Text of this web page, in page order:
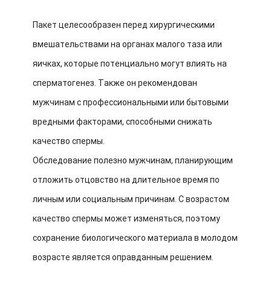
Пакет целесообразен перед хирургическими
вмешательствами на органах малого таза или
яичках, которые потенциально могут влиять на
сперматогенез. Также он рекомендован
мужчинам с профессиональными или бытовыми
вредными факторами, способными снижать
качество спермы.
Обследование полезно мужчинам, планирующим
отложить отцовство на длительное время по
личным или социальным причинам. С возрастом
качество спермы может изменяться, поэтому
сохранение биологического материала в молодом
возрасте является оправданным решением.